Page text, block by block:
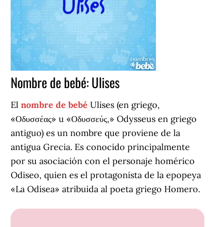
Nombre de bebé: Ulises
Elnombre de bebé Ulises (en griego,
«Οδυσσέας» u «Οδυσσεύς,» Odysseus en griego
antiguo) es un nombre que proviene de la
antigua Grecia. Es conocido principalmente
por su asociación con el personaje homérico
Odiseo, quien es el protagonista de la epopeya
«La Odisea» atribuida al poeta griego Homero.